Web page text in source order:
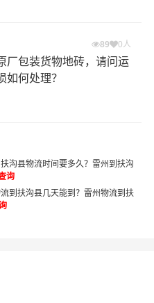
89 0人
厂包装货物地砖，请问运
如何处理？
沟县物流时间要多久？ 雷州到扶沟
询
到扶沟县几天能到？ 雷州物流到扶